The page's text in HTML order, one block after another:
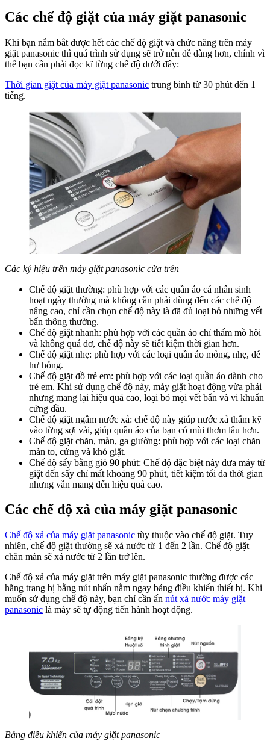
Các chế độ giặt của máy giặt panasonic
Khi bạn nắm bắt được hết các chế độ giặt và chức năng trên máy
giặt panasonic thì quá trình sử dụng sẽ trở nên dễ dàng hơn, chính vì
thế bạn cần phải đọc kĩ từng chế độ dưới đây:
Thời gian giặt của máy giặt panasonic trung bình từ 30 phút đến 1
tiếng.
Các ký hiệu trên máy giặt panasonic cửa trên
Chế độ giặt thường: phù hợp với các quần áo cá nhân sinh
hoạt ngày thường mà không cần phải dùng đến các chế độ
nâng cao, chỉ cần chọn chế độ này là đã đủ loại bỏ những vết
bẩn thông thường.
Chế độ giặt nhanh: phù hợp với các quần áo chỉ thấm mồ hôi
và không quá dơ, chế độ này sẽ tiết kiệm thời gian hơn.
Chế độ giặt nhẹ: phù hợp với các loại quần áo mỏng, nhẹ, dễ
hư hỏng.
Chế độ giặt đồ trẻ em: phù hợp với các loại quần áo dành cho
trẻ em. Khi sử dụng chế độ này, máy giặt hoạt động vừa phải
nhưng mang lại hiệu quả cao, loại bỏ mọi vết bẩn và vi khuẩn
cứng đầu.
Chế độ giặt ngâm nước xả: chế độ này giúp nước xả thấm kỹ
vào từng sợi vải, giúp quần áo của bạn có mùi thơm lâu hơn.
Chế độ giặt chăn, màn, ga giường: phù hợp với các loại chăn
màn to, cứng và khó giặt.
Chế độ sấy bằng gió 90 phút: Chế độ đặc biệt này đưa máy từ
giặt đến sấy chỉ mất khoảng 90 phút, tiết kiệm tối đa thời gian
nhưng vẫn mang đến hiệu quả cao.
Các chế độ xả của máy giặt panasonic
Chế độ xả của máy giặt panasonic tùy thuộc vào chế độ giặt. Tuy
nhiên, chế độ giặt thường sẽ xả nước từ 1 đến 2 lần. Chế độ giặt
chăn màn sẽ xả nước từ 2 lần trở lên.
Chế độ xả của máy giặt trên máy giặt panasonic thường được các
hãng trang bị bằng nút nhấn nằm ngay bảng điều khiển thiết bị. Khi
muốn sử dụng chế độ này, bạn chỉ cần ấn nút xả nước máy giặt
panasonic là máy sẽ tự động tiến hành hoạt động.
Bảng điều khiển của máy giặt panasonic